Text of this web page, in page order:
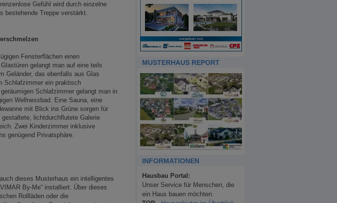
Gefühl wird durch einzelne
bestehende Treppe verstärkt.
Fensterflächen einen
gelangt man auf eine teils
Geländer, das ebenfalls aus Glas
Schlafzimmer ein praktisch
Schlafzimmer gelangt man in
Wellnessbad. Eine Sauna, eine
mit Blick ins Grüne sorgen für
lichtdurchflutete Galerie
Zwei Kinderzimmer inklusive
genügend Privatsphäre.
dieses Musterhaus ein intelligentes
By-Me“ installiert. Über dieses
Rollläden oder die
MUSTERHAUS REPORT
INFORMATIONEN
Hausbau Portal:
Unser Service für Menschen, die
ein Haus bauen möchten.